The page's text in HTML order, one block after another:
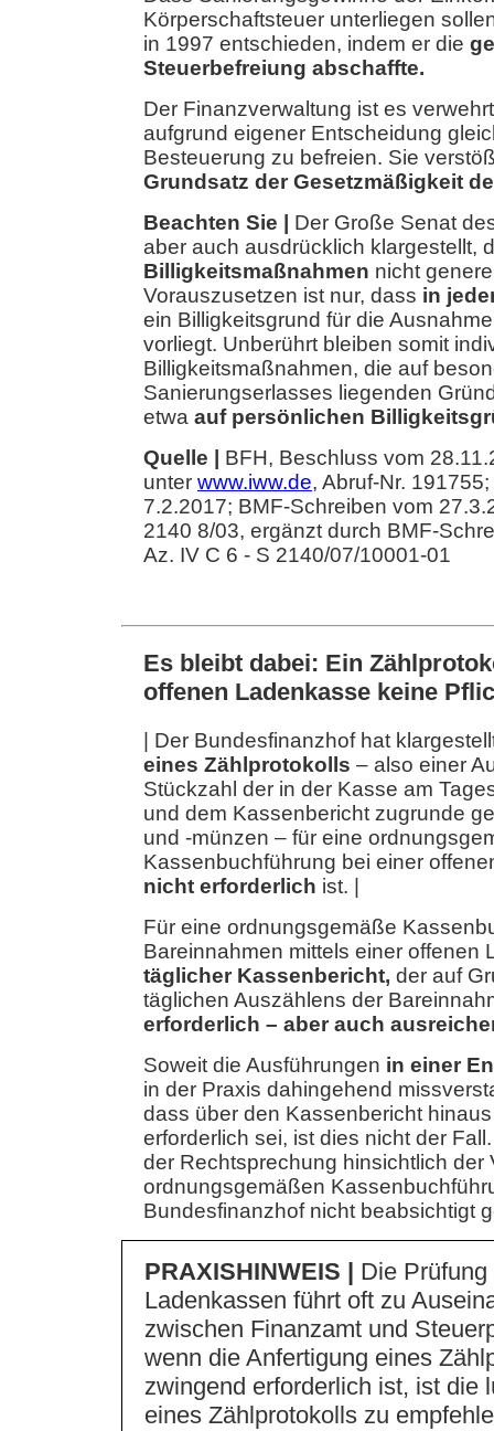
Körperschaftsteuer unterliegen
in 1997 entschieden, indem er die
Steuerbefreiung abschaffte.
Der Finanzverwaltung ist es
aufgrund eigener Entscheidung
Besteuerung zu befreien. Sie
Grundsatz der Gesetzmäßigkeit
Beachten Sie |
Der Große Senat
aber auch ausdrücklich klargestellt,
Billigkeitsmaßnahmen nicht
Vorauszusetzen ist nur, dass in
ein Billigkeitsgrund für die
vorliegt. Unberührt bleiben somit
Billigkeitsmaßnahmen, die auf
Sanierungserlasses liegenden
etwa auf persönlichen
Quelle | BFH, Beschluss vom
unter www.iww.de, Abruf-Nr.
7.2.2017; BMF-Schreiben vom
2140 8/03, ergänzt durch BMF-
Az. IV C 6 - S 2140/07/10001-01
Es bleibt dabei: Ein
offenen Ladenkasse keine
| Der Bundesfinanzhof hat
eines Zählprotokolls – also einer
Stückzahl der in der Kasse am
und dem Kassenbericht zugrunde
und -münzen – für eine
Kassenbuchführung bei einer
nicht erforderlich ist. |
Für eine ordnungsgemäße
Bareinnahmen mittels einer offenen
täglicher Kassenbericht, der auf
täglichen Auszählens der
erforderlich – aber auch
Soweit die Ausführungen in einer
in der Praxis dahingehend
dass über den Kassenbericht
erforderlich sei, ist dies nicht der
der Rechtsprechung hinsichtlich der
ordnungsgemäßen
Bundesfinanzhof nicht beabsichtigt
PRAXISHINWEIS | Die
Ladenkassen führt oft zu
zwischen Finanzamt und
wenn die Anfertigung eines
zwingend erforderlich ist, ist die
eines Zählprotokolls zu